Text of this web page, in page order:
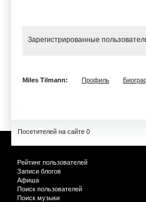
Зарегистрированные
Miles Tilmann: Профиль
Посетителей на сайте 0
Рейтинг пользователей
Записи блогов
Афиша
Поиск пользователей
Поиск музыки